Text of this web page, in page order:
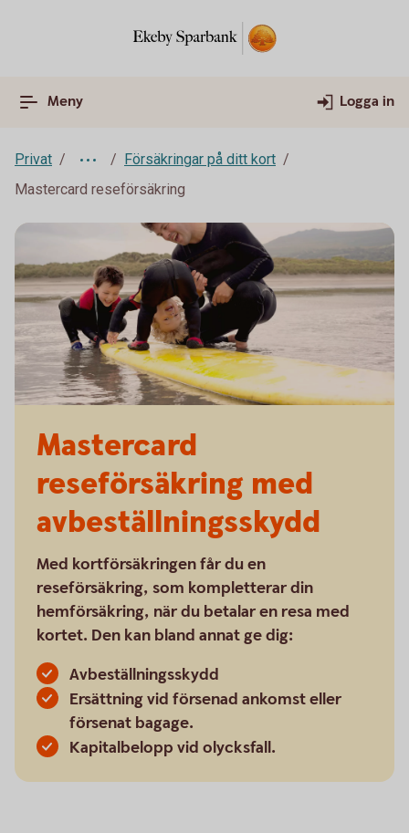
Meny Logga in
Privat
Försäkringar på ditt kort
Mastercard reseförsäkring
Mastercard
reseförsäkring med
avbeställningsskydd
Med kortförsäkringen får du en
reseförsäkring, som kompletterar din
hemförsäkring, när du betalar en resa med
kortet. Den kan bland annat ge dig:
Avbeställningsskydd
Ersättning vid försenad ankomst eller
försenat bagage.
Kapitalbelopp vid olycksfall.